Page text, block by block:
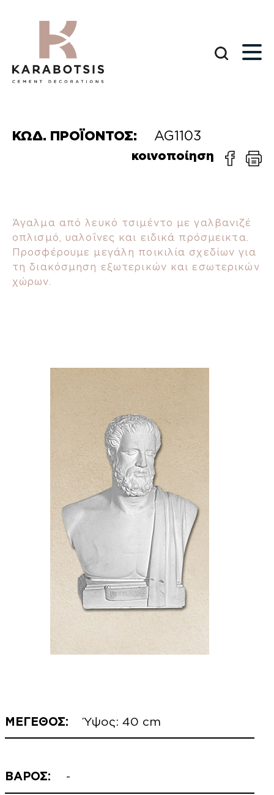
ΚΩΔ. ΠΡΟΪΟΝΤΟΣ: AG1103
κοινοποίηση
Άγαλμα από λευκό τσιμέντο με γαλβανιζέ
οπλισμό, υαλοΐνες και ειδικά πρόσμεικτα.
Προσφέρουμε μεγάλη ποικιλία σχεδίων για
τη διακόσμηση εξωτερικών και εσωτερικών
χώρων.
ΜΕΓΕΘΟΣ: Ύψος: 40 cm
ΒΑΡΟΣ: -